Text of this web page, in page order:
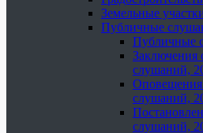
Земельные
Публичные
Публичные
Заключения
слушаний,
Оповещения
слушаний,
слушаний,